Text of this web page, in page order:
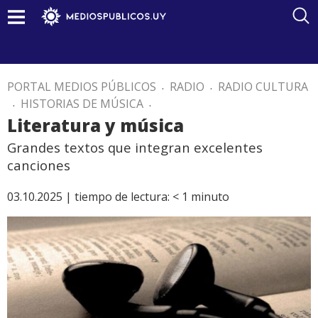
PORTAL MEDIOS PÚBLICOS . RADIO . RADIO CULTURA
. HISTORIAS DE MÚSICA .
Literatura y música
Grandes textos que integran excelentes
canciones
03.10.2025 | tiempo de lectura: < 1 minuto